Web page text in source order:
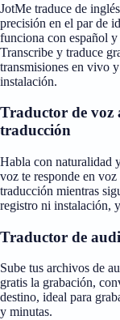
JotMe traduce de
precisión en el par de
funciona con español
Transcribe y traduce
transmisiones en vivo
instalación.
Traductor de voz
traducción
Habla con naturalidad
voz te responde en
traducción mientras
registro ni instalación,
Traductor de
Sube tus archivos de
gratis la grabación,
destino, ideal para
y minutas.